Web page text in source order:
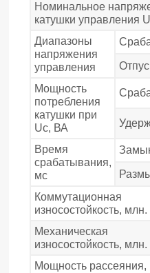
Номинальное
катушки управления
Диапазоны
напряжения
управления
Мощность
потребления
катушки при
Uc, ВА
Время
срабатывания,
мс
Коммутационная
износостойкость,
Механическая
износостойкость,
Мощность рассеяния,